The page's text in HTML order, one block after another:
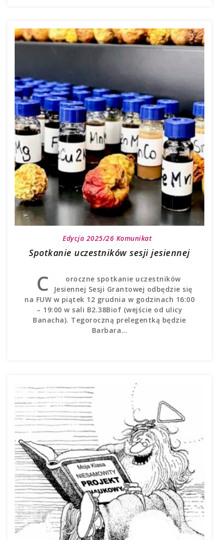
Edycja 2025/26 Komunikat
Spotkanie uczestników sesji jesiennej
C
oroczne spotkanie uczestników
Jesiennej Sesji Grantowej odbędzie się
na FUW w piątek 12 grudnia w godzinach 16:00
– 19:00 w sali B2.38Biof (wejście od ulicy
Banacha). Tegoroczną prelegentką będzie
Barbara…